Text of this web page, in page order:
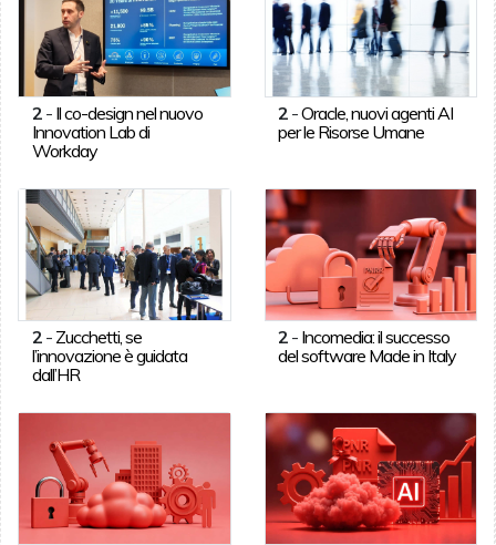
2- Il co-design nel nuovo
Innovation Lab di
Workday
2 -Oracle, nuovi agenti AI
per le Risorse Umane
2- Zucchetti, se
l’innovazione è guidata
dall’HR
2 - Incomedia: il successo
del software Made in Italy